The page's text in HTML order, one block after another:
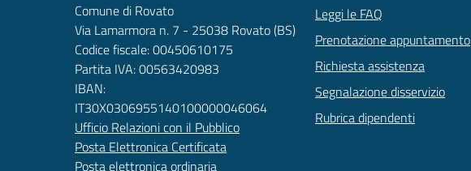
Comune di Rovato
Via Lamarmora n. 7 - 25038 Rovato (BS)
Codice fiscale: 00450610175
Partita IVA: 00563420983
IBAN:
IT30X0306955140100000046064
Ufficio Relazioni con il Pubblico
Posta Elettronica Certificata
Posta elettronica ordinaria
Leggi le FAQ
Prenotazione appuntamento
Richiesta assistenza
Segnalazione disservizio
Rubrica dipendenti